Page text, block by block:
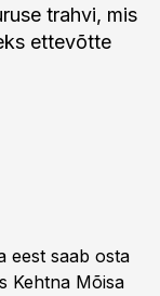
trahvi, mis
ettevõtte
eest saab osta
Kehtna Mõisa